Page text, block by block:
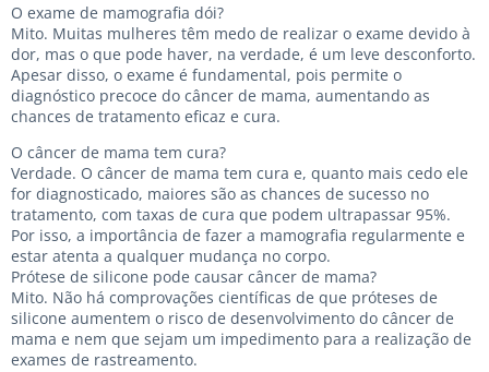
O exame de mamografia dói?
Mito. Muitas mulheres têm medo de realizar o exame devido à
dor, mas o que pode haver, na verdade, é um leve desconforto.
Apesar disso, o exame é fundamental, pois permite o
diagnóstico precoce do câncer de mama, aumentando as
chances de tratamento eficaz e cura.
O câncer de mama tem cura?
Verdade. O câncer de mama tem cura e, quanto mais cedo ele
for diagnosticado, maiores são as chances de sucesso no
tratamento, com taxas de cura que podem ultrapassar 95%.
Por isso, a importância de fazer a mamografia regularmente e
estar atenta a qualquer mudança no corpo.
Prótese de silicone pode causar câncer de mama?
Mito. Não há comprovações científicas de que próteses de
silicone aumentem o risco de desenvolvimento do câncer de
mama e nem que sejam um impedimento para a realização de
exames de rastreamento.